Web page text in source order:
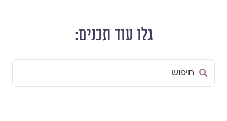
גלו עוד תכנים:
Search